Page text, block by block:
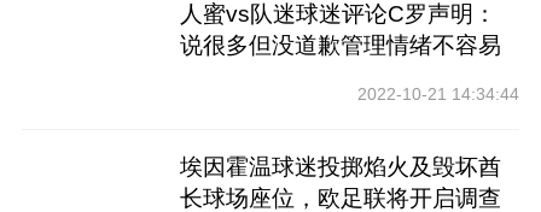
人蜜vs队迷球迷评论C罗声明：
说很多但没道歉管理情绪不容易
2022-10-21 14:34:44
埃因霍温球迷投掷焰火及毁坏酋
长球场座位，欧足联将开启调查